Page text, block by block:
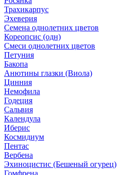
Трахикарпус
Эхеверия
Семена однолетних цветов
Кореопсис (одн)
Смеси однолетних цветов
Петуния
Бакопа
Анютины глазки (Виола)
Цинния
Немофила
Годеция
Сальвия
Календула
Иберис
Космидиум
Пентас
Вербена
Эхиноцистис (Бешеный огурец)
Гомфрена